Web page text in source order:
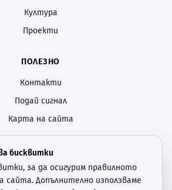
Култура
Проекти
ПОЛЕЗНО
Контакти
Подай сигнал
Карта на сайта
за достъпност
за поверителност
за бисквитки
бисквитки
за да осигурим правилното
сайта. Допълнително използваме